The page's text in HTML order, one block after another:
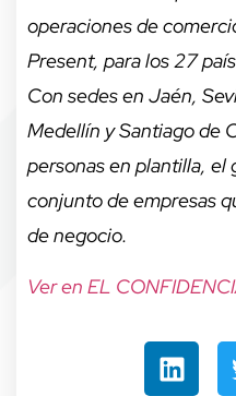
operaciones de
Present, para los 27
Con sedes en Jaén,
Medellín y Santiago de
personas en plantilla,
conjunto de empresas
de negocio.
Ver en EL